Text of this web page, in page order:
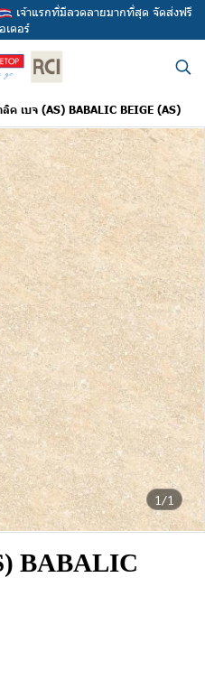
เจ้าแรกที่มีลวดลายมากที่สุด จัดส่งฟรี
เดอร์
ลิค เบจ (AS) BABALIC BEIGE (AS)
1/1
BABALIC